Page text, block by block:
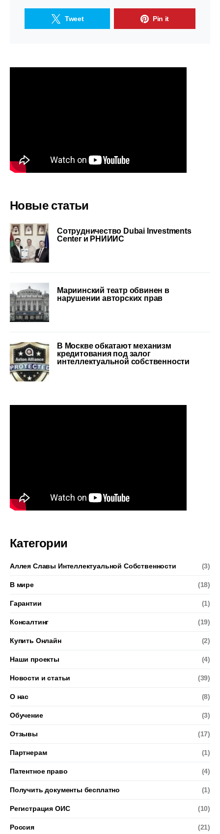
Tweet Pin it
Новые статьи
Сотрудничество Dubai Investments
Center и РНИИИС
Мариинский театр обвинен в
нарушении авторских прав
В Москве обкатают механизм
кредитования под залог
интеллектуальной собственности
Категории
Аллея Славы Интеллектуальной Собственности (3)
В мире (18)
Гарантии (1)
Консалтинг (19)
Купить Онлайн (2)
Наши проекты (4)
Новости и статьи (39)
О нас (8)
Обучение (3)
Отзывы (17)
Партнерам (1)
Патентное право (4)
Получить документы бесплатно (1)
Регистрация ОИС (10)
Россия (21)